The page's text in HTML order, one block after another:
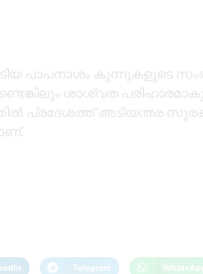
പാപനാശം കുന്നുകളുടെ
ശാശ്വത
പ്രദേശത്ത് അടിയന്തര
Telegram